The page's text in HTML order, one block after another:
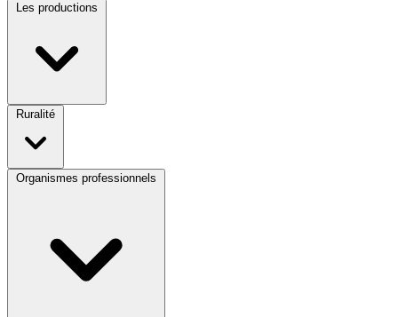
Les productions
Ruralité
Organismes professionnels